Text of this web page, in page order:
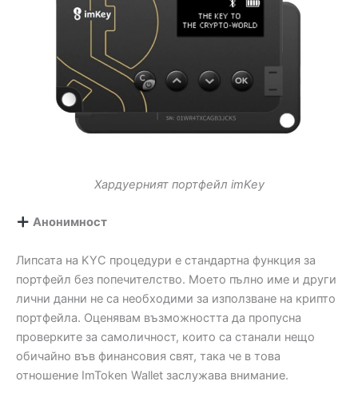
Хардуерният портфейл imKey
Анонимност
Липсата на KYC процедури е стандартна функция за
портфейл без попечителство. Моето пълно име и други
лични данни не са необходими за използване на крипто
портфейла. Оценявам възможността да пропусна
проверките за самоличност, които са станали нещо
обичайно във финансовия свят, така че в това
отношение ImToken Wallet заслужава внимание.